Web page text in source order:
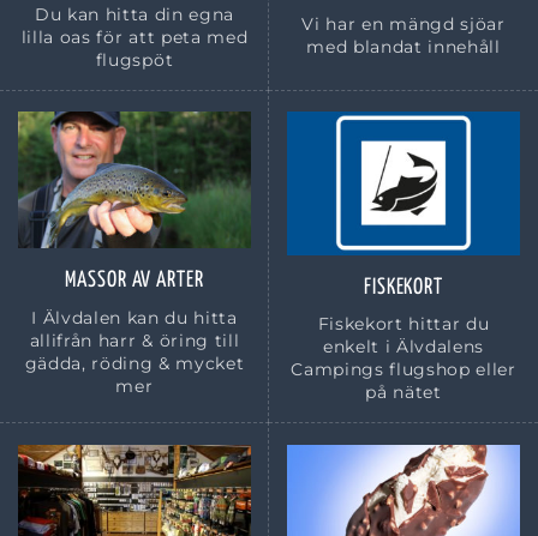
Du kan hitta din egna
lilla oas för att peta med
flugspöt
Vi har en mängd sjöar
med blandat innehåll
MASSOR AV ARTER
I Älvdalen kan du hitta
allifrån harr & öring till
gädda, röding & mycket
mer
FISKEKORT
Fiskekort hittar du
enkelt i Älvdalens
Campings flugshop eller
på nätet